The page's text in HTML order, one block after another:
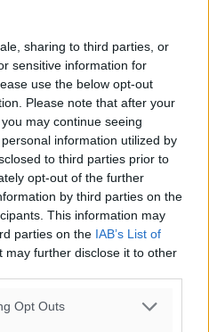
sharing to third parties, or
sensitive information for
use the below opt-out
Please note that after your
may continue seeing
information utilized by
to third parties prior to
opt-out of the further
by third parties on the
This information may
parties on the IAB’s List of
may further disclose it to other
Opt Outs
τον εκάστοτε
υιοθετεί αυτές τις
να διαγράψουμε όποια
ή περιέχουν ύβρεις, χωρίς
που δεν τηρούν τους